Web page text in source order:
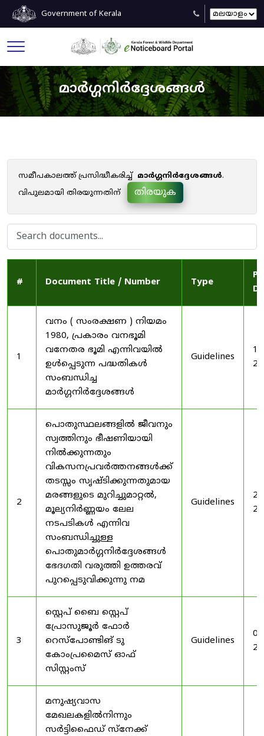
Government of Kerala
മാർഗ്ഗനിർദ്ദേശങ്ങൾ
സമീപകാലത്ത് പ്രസിദ്ധീകരിച്ച് മാർഗ്ഗനിർദ്ദേശങ്ങൾ.
വിപുലമായി തിരയുന്നതിന്
തിരയുക
# Document Title / Number Type
1
വനം ( സംരക്ഷണ ) നിയമം
1980, പ്രകാരം വനഭൂമി
വനേതര ഭൂമി എന്നിവയിൽ
ഉൾപ്പെടുന്ന പദ്ധതികൾ
സംബന്ധിച്ച
മാർഗ്ഗനിർദ്ദേശങ്ങൾ
Guidelines
2
പൊതുസ്ഥലങ്ങളിൽ ജീവനും
സ്വത്തിനും ഭീഷണിയായി
നിൽക്കുന്നതും
വികസനപ്രവർത്തനങ്ങൾക്ക്
തടസ്സം സൃഷ്ടിക്കുന്നതുമായ
മരങ്ങളുടെ മുറിച്ചുമാറ്റൽ,
മൂല്യനിർണ്ണയം ലേല
നടപടികൾ എന്നിവ
സംബന്ധിച്ചുള്ള
പൊതുമാർഗ്ഗനിർദ്ദേശങ്ങൾ
ഭേദഗതി വരുത്തി ഉത്തരവ്
പുറപ്പെടുവിക്കുന്നു നമ
Guidelines
3
സ്റ്റെപ് ബൈ സ്റ്റെപ്
പ്രോസുജൂർ ഫോർ
റെസ്‌പോണ്ടിങ് ടു
കോംപ്രമൈസ് ഓഫ്
സിസ്റ്റംസ്
Guidelines
മനുഷ്യവാസ
മേഖലകളിൽനിന്നും
സർട്ടിഫൈഡ് സ്നേക്ക്